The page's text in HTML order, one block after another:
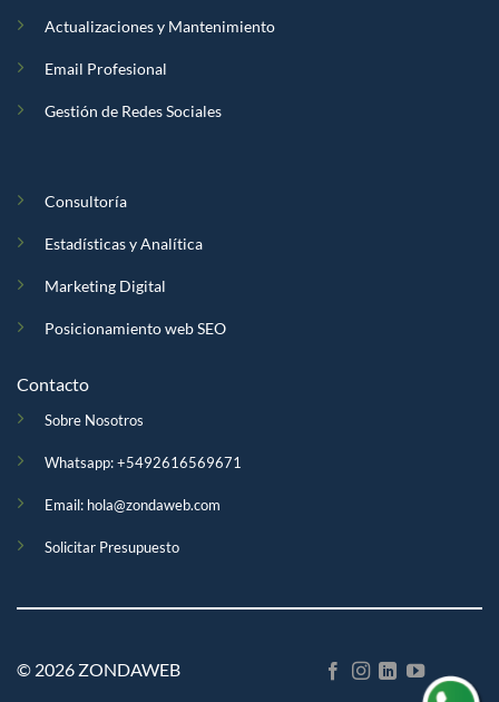
Actualizaciones y Mantenimiento
Email Profesional
Gestión de Redes Sociales
Consultoría
Estadísticas y Analítica
Marketing Digital
Posicionamiento web SEO
Contacto
Sobre Nosotros
Whatsapp:+5492616569671
Email: hola@zondaweb.com
Solicitar Presupuesto
© 2026 ZONDAWEB